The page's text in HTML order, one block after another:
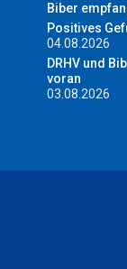
Biber
Positives
04.08.2026
DRHV und
voran
03.08.2026